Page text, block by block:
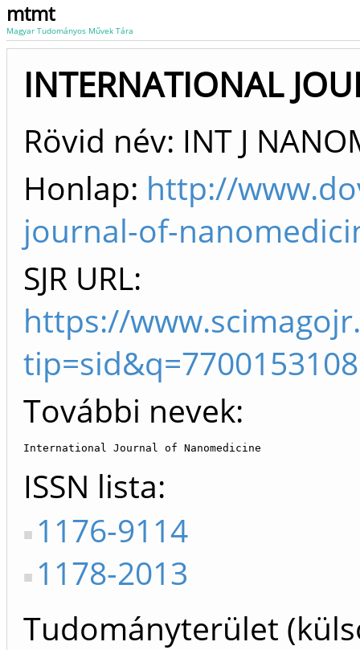
mtmt
Magyar Tudományos Művek Tára
INTERNATIONAL
Rövid név: INT J
Honlap: http://
journal-of-
SJR URL:
https://
tip=sid&q=7700153108
További nevek:
International Journal of Nanomedicine
ISSN lista
1176-9114
1178-2013
Tudományterület